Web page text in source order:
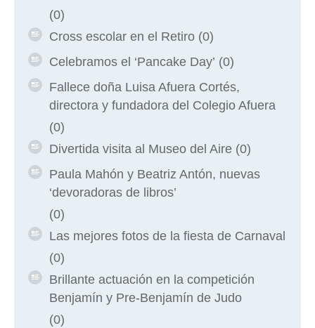
(0)
Cross escolar en el Retiro (0)
Celebramos el ‘Pancake Day’ (0)
Fallece doña Luisa Afuera Cortés,
directora y fundadora del Colegio Afuera
(0)
Divertida visita al Museo del Aire (0)
Paula Mahón y Beatriz Antón, nuevas
‘devoradoras de libros’
(0)
Las mejores fotos de la fiesta de Carnaval
(0)
Brillante actuación en la competición
Benjamín y Pre-Benjamín de Judo
(0)